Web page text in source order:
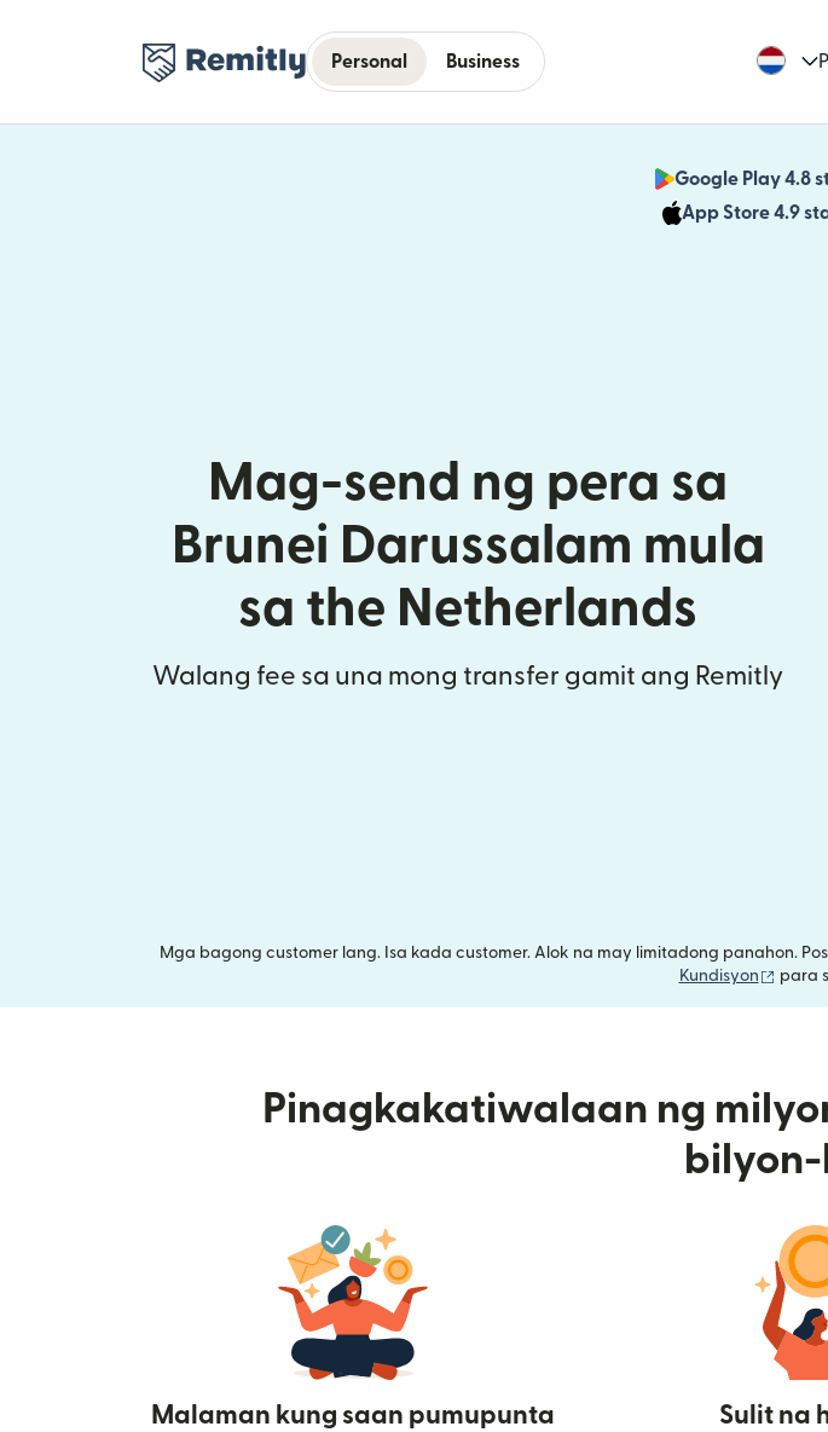
Personal Business
Google Play 4.8
App Store 4.9
Mag-send ng pera sa
Brunei Darussalam mula
sa the Netherlands
Walang fee sa una mong transfer gamit ang Remitly
Mga bagong customer lang. Isa kada customer. Alok na may limitadong panahon.
Kundisyon
para
Pinagkakatiwalaan ng
Malaman kung saan pumupunta
Sulit na